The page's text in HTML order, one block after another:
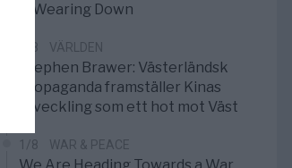
is Wearing Down
1/8 VÄRLDEN
Stephen Brawer: Västerländsk
propaganda framställer Kinas
utveckling som ett hot mot Väst
1/8 WAR & PEACE